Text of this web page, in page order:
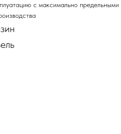
с максимально предельными